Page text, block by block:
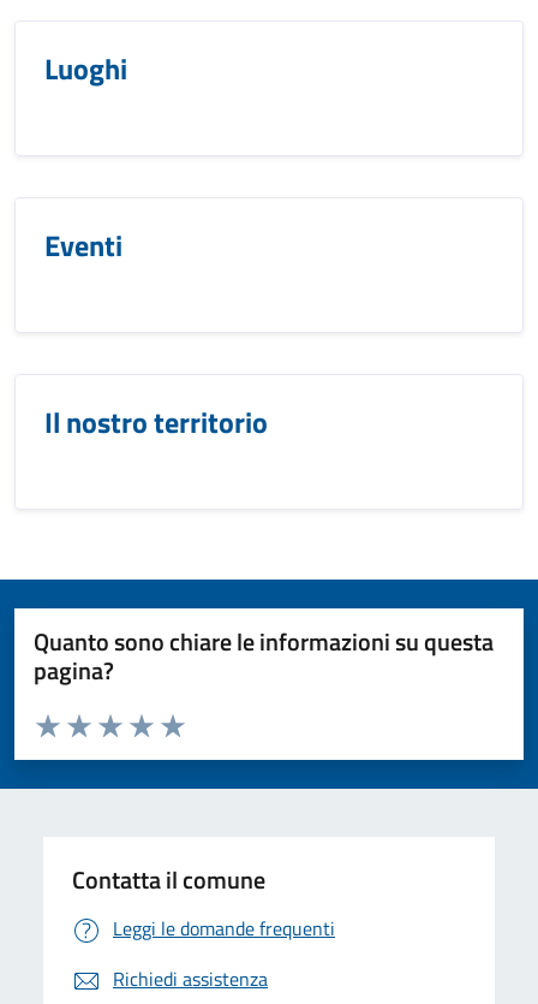
Luoghi
Eventi
Il nostro territorio
Quanto sono chiare le informazioni su questa
pagina?
Valuta da 1 a 5 stelle la pagina
Valuta 5 stelle su 5
Valuta 4 stelle su 5
Valuta 3 stelle su 5
Valuta 2 stelle su 5
Valuta 1 stelle su 5
Contatta il comune
Leggi le domande frequenti
Richiedi assistenza